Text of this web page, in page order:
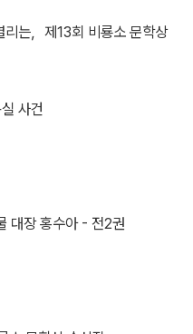
는，제13회 비룡소 문학상
사건
대장 홍수아 - 전2권